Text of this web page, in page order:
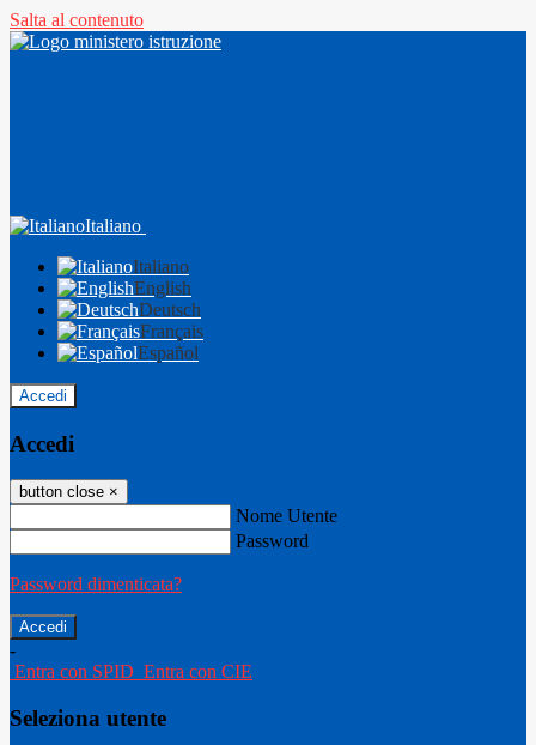
Salta al contenuto
Italiano
Italiano
English
Deutsch
Français
Español
Accedi
Accedi
button close ×
Nome Utente
Password
Password dimenticata?
-
Entra con SPID Entra con CIE
Seleziona utente